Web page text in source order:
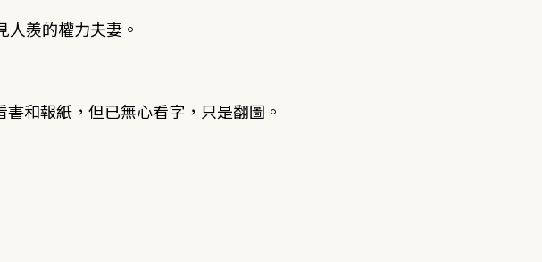
羨的權力夫妻。
和報紙，但已無心看字，只是翻圖。